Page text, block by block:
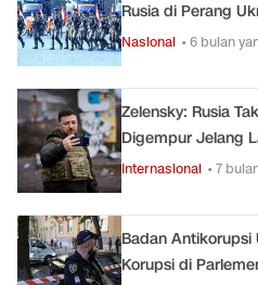
Rusia di Perang
Nasional • 6 bulan
Zelensky: Rusia
Digempur Jelang
Internasional • 7
Badan Antikorupsi
Korupsi di